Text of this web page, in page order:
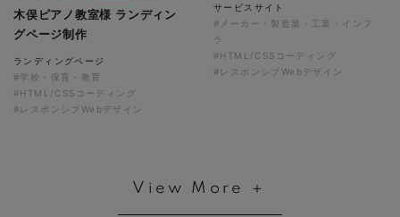
サービスサイト
#メーカー・製造業・工業・インフ
ラ
#HTML/CSSコーディング
#レスポンシブWebデザイン
木俣ピアノ教室様 ランディン
グページ制作
ランディングページ
#学校・保育・教育
#HTML/CSSコーディング
#レスポンシブWebデザイン
View More ＋